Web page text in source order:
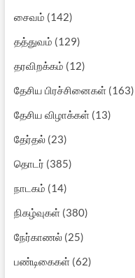
சைவம் (142)
தத்துவம் (129)
தரவிறக்கம் (12)
தேசிய பிரச்சினைகள்(163)
தேசிய விழாக்கள்(13)
தேர்தல்(23)
தொடர் (385)
நாடகம் (14)
நிகழ்வுகள்(380)
நேர்காணல்(25)
பண்டிகைகள்(62)